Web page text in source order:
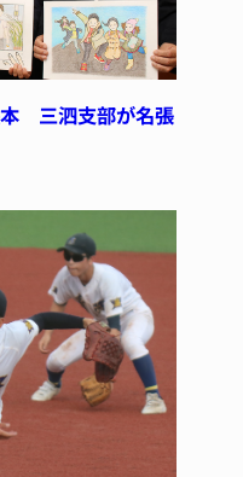
三泗支部が名張